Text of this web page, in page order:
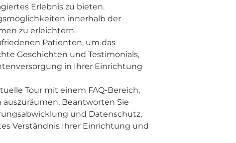
Erlebnis zu bieten.
innerhalb der
zu erleichtern.
Patienten, um das
Geschichten und Testimonials,
in Ihrer Einrichtung
Tour mit einem FAQ-Bereich,
Beantworten Sie
und Datenschutz,
Verständnis Ihrer Einrichtung und